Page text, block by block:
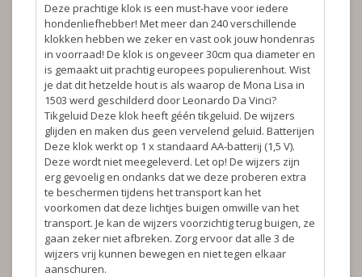
Deze prachtige klok is een must-have voor iedere
hondenliefhebber! Met meer dan 240 verschillende
klokken hebben we zeker en vast ook jouw hondenras
in voorraad! De klok is ongeveer 30cm qua diameter en
is gemaakt uit prachtig europees populierenhout. Wist
je dat dit hetzelde hout is als waarop de Mona Lisa in
1503 werd geschilderd door Leonardo Da Vinci?
Tikgeluid Deze klok heeft géén tikgeluid. De wijzers
glijden en maken dus geen vervelend geluid. Batterijen
Deze klok werkt op 1 x standaard AA-batterij (1,5 V).
Deze wordt niet meegeleverd. Let op! De wijzers zijn
erg gevoelig en ondanks dat we deze proberen extra
te beschermen tijdens het transport kan het
voorkomen dat deze lichtjes buigen omwille van het
transport. Je kan de wijzers voorzichtig terug buigen, ze
gaan zeker niet afbreken. Zorg ervoor dat alle 3 de
wijzers vrij kunnen bewegen en niet tegen elkaar
aanschuren.